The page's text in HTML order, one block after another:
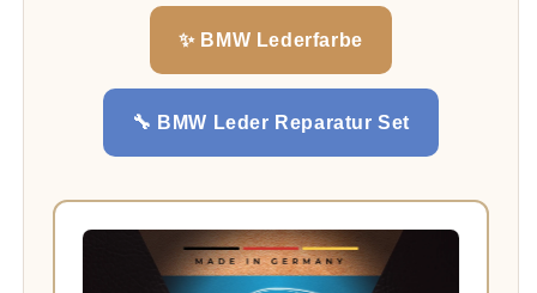
✨ BMW Lederfarbe
🔧 BMW Leder Reparatur Set